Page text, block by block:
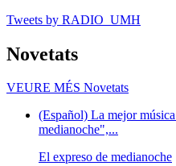
Tweets by RADIO_UMH
Novetats
VEURE MÉS Novetats
(Español) La mejor
medianoche",...
El expreso de medianoche